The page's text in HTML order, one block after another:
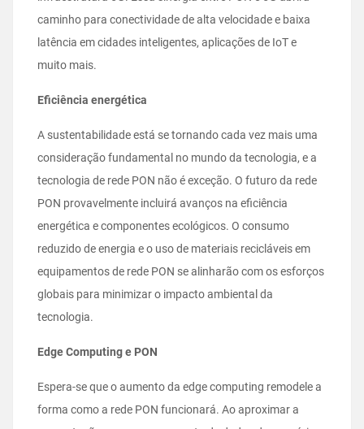
caminho para conectividade de alta velocidade e baixa
latência em cidades inteligentes, aplicações de IoT e
muito mais.
Eficiência energética
A sustentabilidade está se tornando cada vez mais uma
consideração fundamental no mundo da tecnologia, e a
tecnologia de rede PON não é exceção. O futuro da rede
PON provavelmente incluirá avanços na eficiência
energética e componentes ecológicos. O consumo
reduzido de energia e o uso de materiais recicláveis em
equipamentos de rede PON se alinharão com os esforços
globais para minimizar o impacto ambiental da
tecnologia.
Edge Computing e PON
Espera-se que o aumento da edge computing remodele a
forma como a rede PON funcionará. Ao aproximar a